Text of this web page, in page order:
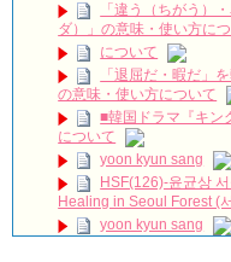
キム・ガンウ「『
ーン、くすぐったいと思
[MV] Jang Woo Ram(
(The Miracle We Met OST
ENA 디렉터스 아레
#チャン・グンソク #จาง
100 days my prince
#kdrama #love #viral
『おちょやん』杉
り 千代に課せられた“義
ハン・ヘジン 한혜
「違う（ちがう）
ダ）」の意味・使い方に
について
「退屈だ・暇だ」
の意味・使い方について
■韓国ドラマ『キン
について
yoon kyun sang
HSF(126)-윤균상
Healing in Seoul Forest (
yoon kyun sang